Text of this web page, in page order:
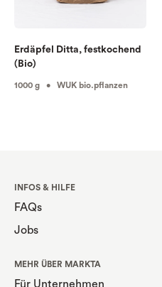
Erdäpfel Ditta, festkochend
(Bio)
1000 g • WUK bio.pflanzen
INFOS & HILFE
FAQs
Jobs
MEHR ÜBER MARKTA
Für Unternehmen